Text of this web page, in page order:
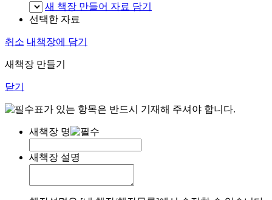
새 책장 만들어 자료 담기
선택한 자료
취소 내책장에 담기
새책장 만들기
닫기
표가 있는 항목은 반드시 기재해 주셔야 합니다.
새책장 명
새책장 설명